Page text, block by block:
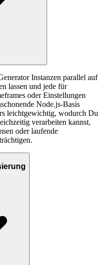
Instanzen parallel auf
lassen und jede für
oder Einstellungen
Node.js-Basis
leichtgewichtig, wodurch Du
verarbeiten kannst,
oder laufende